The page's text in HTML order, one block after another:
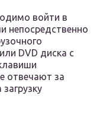
войти в
непосредственно
DVD диска с
отвечают за